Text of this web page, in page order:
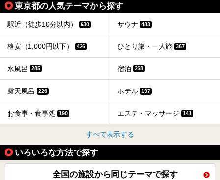
東京都の人気テーマから探す
駅近（徒歩10分以内） 630 サウナ 483
格安（1,000円以下） 426 ひとり旅・一人旅 367
水風呂 285 宿泊 268
露天風呂 226 ホテル 197
お食事・食事処 190 エステ・マッサージ 141
すべて表示する
いろいろな方法で探す
全国の施設から同じテーマで探す